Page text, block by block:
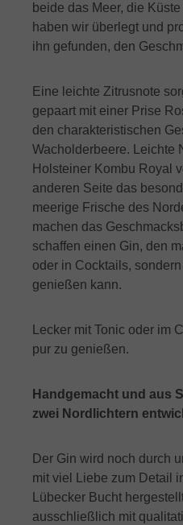
beide das Meer, die
haben wir überlegt und
ihn gefunden, den
Eine leichte Zitrusnote
gepaart mit einer Prise
den charakteristischen
Wacholderbeere. Leichte
Holsteiner Kombu Royal
anderen Seite das
meerige Frische des
machen das
schaffen einen Gin, den
oder in Cocktails,
genießen kann.
Lecker mit Tonic oder im
pur zu genießen.
Handgemacht und aus
zwei Nordlichtern
Der Gin wird noch durch
mit viel Liebe zum Detail
Lübecker Bucht
ausschließlich mit